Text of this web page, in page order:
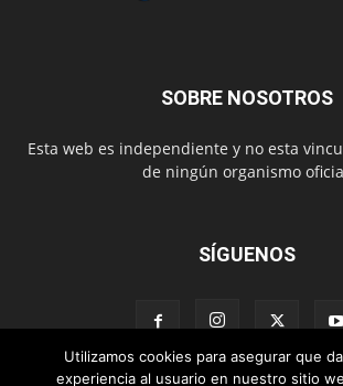
SOBRE NOSOTROS
Esta web es independiente y no esta
de ningún organismo
SÍGUENOS
Utilizamos cookies para asegurar que
experiencia al usuario en nuestro sitio